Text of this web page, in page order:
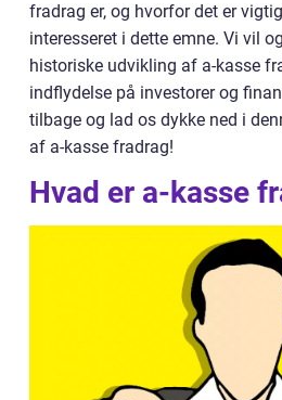
fradrag er, og hvorfor det er
interesseret i dette emne. Vi vil
historiske udvikling af a-kasse
indflydelse på investorer og
tilbage og lad os dykke ned i
af a-kasse fradrag!
Hvad er a-kasse